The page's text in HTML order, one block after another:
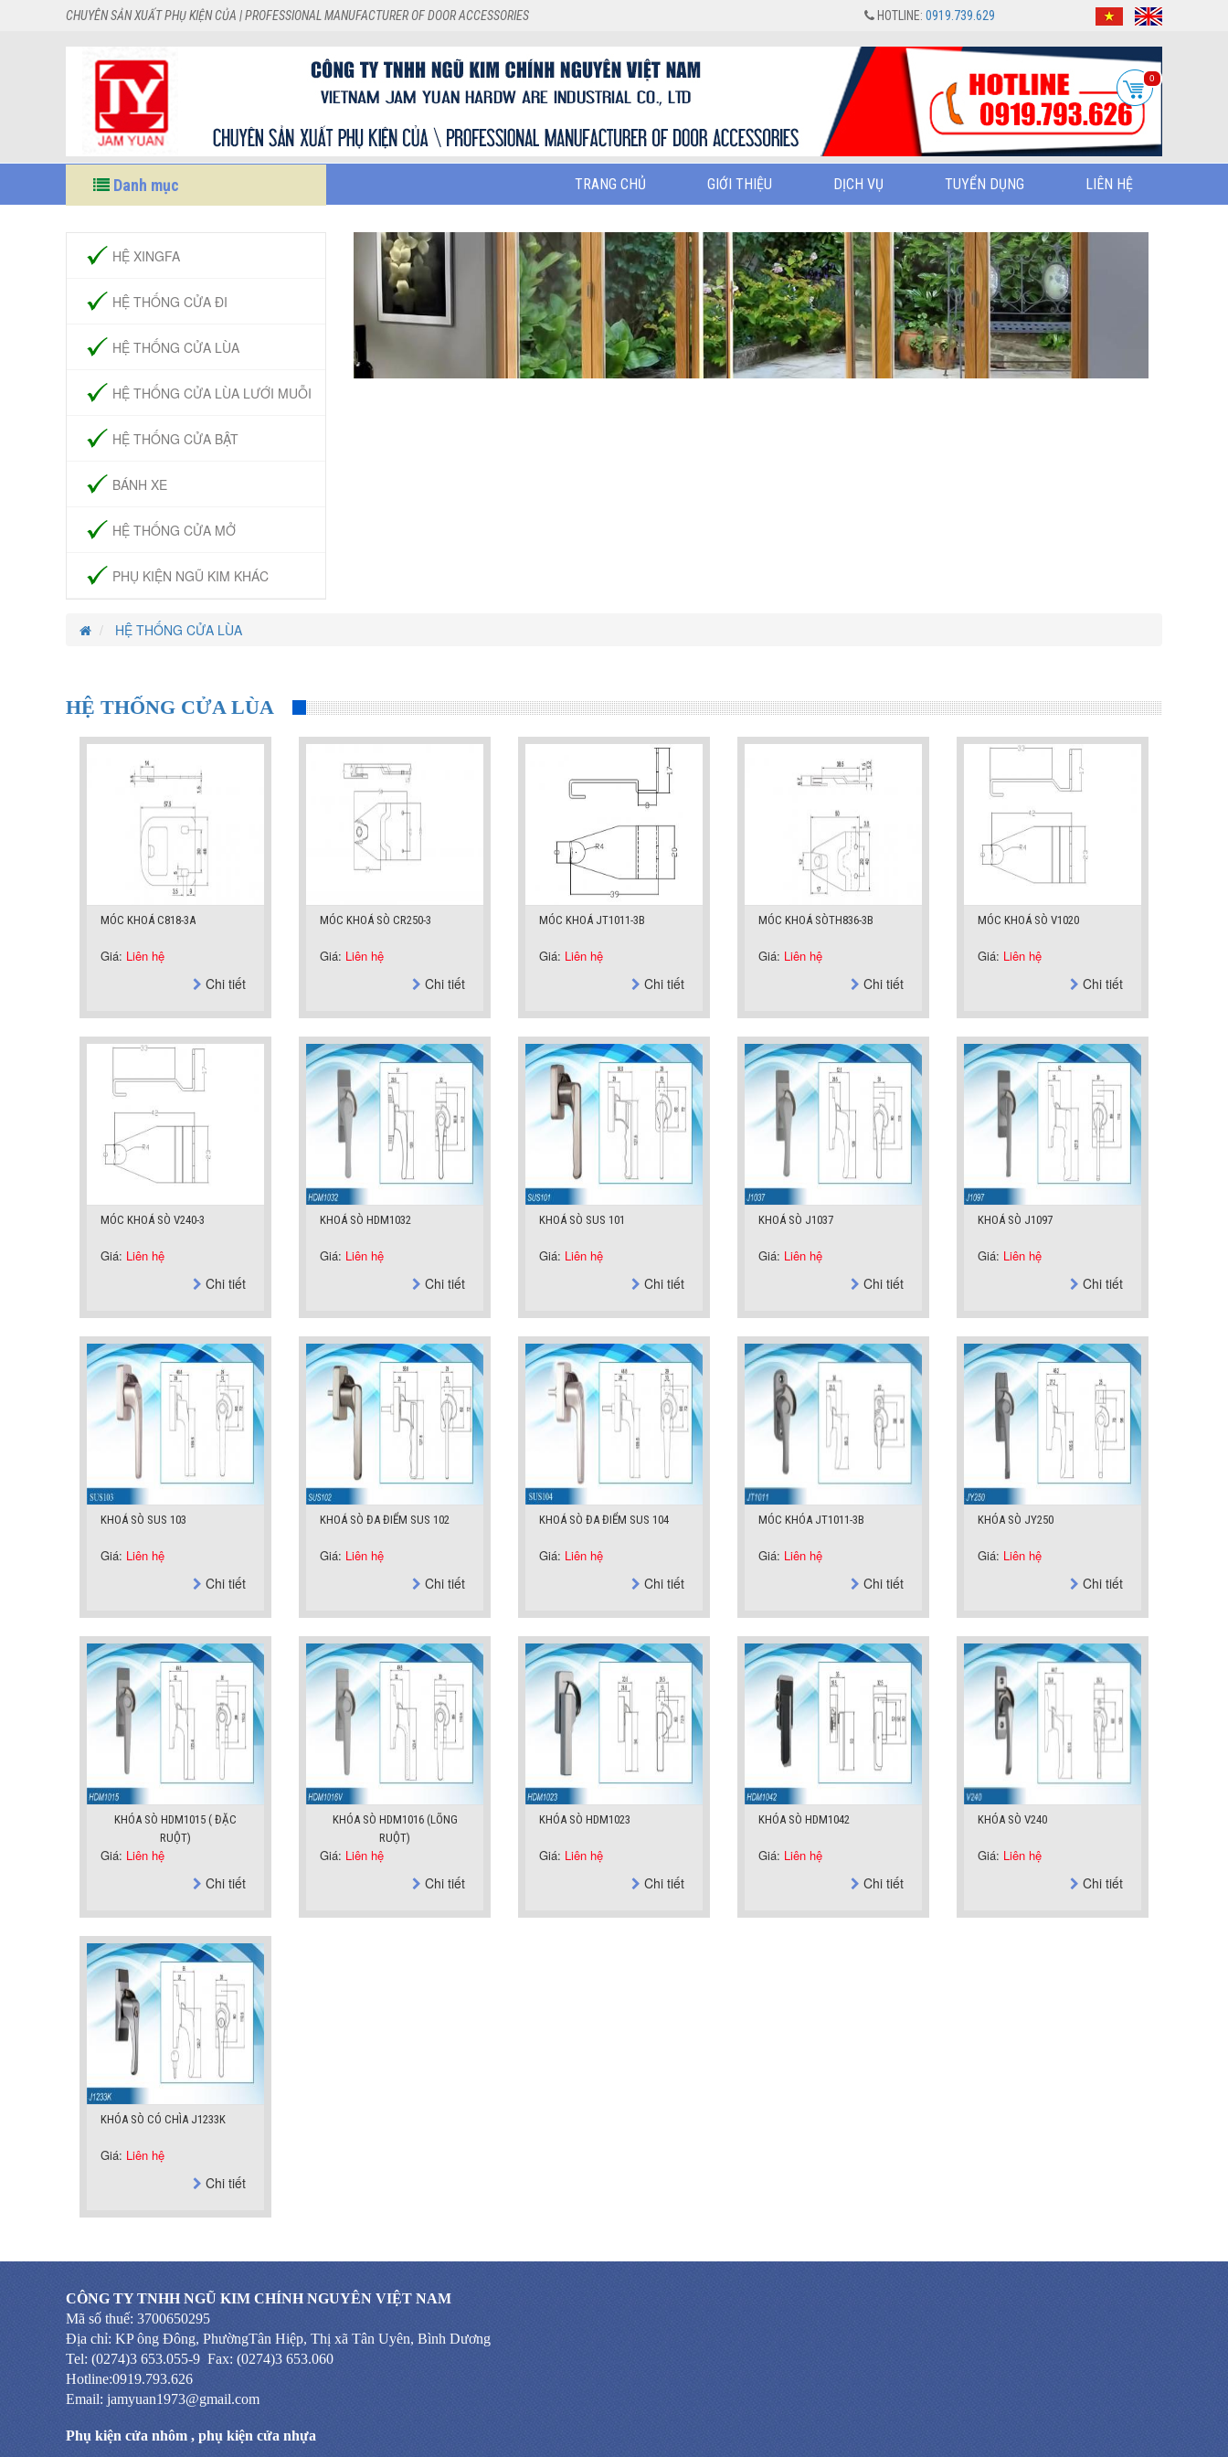
CHUYÊN SẢN XUẤT PHỤ KIỆN CỦA | PROFESSIONAL MANUFACTURER OF DOOR ACCESSORIES HOTLINE: 0919.739.629
0
Danh mục TRANG CHỦ GIỚI THIỆU DỊCH VỤ TUYỂN DỤNG LIÊN HỆ
HỆ XINGFA
HỆ THỐNG CỬA ĐI
HỆ THỐNG CỬA LÙA
HỆ THỐNG CỬA LÙA LƯỚI MUỖI
HỆ THỐNG CỬA BẬT
BÁNH XE
HỆ THỐNG CỬA MỞ
PHỤ KIỆN NGŨ KIM KHÁC
HỆ THỐNG CỬA LÙA
HỆ THỐNG CỬA LÙA
MÓC KHOÁ C818-3A
Giá: Liên hệ
Chi tiết
MÓC KHOÁ SÒ CR250-3
Giá: Liên hệ
Chi tiết
MÓC KHOÁ JT1011-3B
Giá: Liên hệ
Chi tiết
MÓC KHOÁ SÒTH836-3B
Giá: Liên hệ
Chi tiết
MÓC KHOÁ SÒ V1020
Giá: Liên hệ
Chi tiết
MÓC KHOÁ SÒ V240-3
Giá: Liên hệ
Chi tiết
KHOÁ SÒ HDM1032
Giá: Liên hệ
Chi tiết
KHOÁ SÒ SUS 101
Giá: Liên hệ
Chi tiết
KHOÁ SÒ J1037
Giá: Liên hệ
Chi tiết
KHOÁ SÒ J1097
Giá: Liên hệ
Chi tiết
KHOÁ SÒ SUS 103
Giá: Liên hệ
Chi tiết
KHOÁ SÒ ĐA ĐIỂM SUS 102
Giá: Liên hệ
Chi tiết
KHOÁ SÒ ĐA ĐIỂM SUS 104
Giá: Liên hệ
Chi tiết
MÓC KHÓA JT1011-3B
Giá: Liên hệ
Chi tiết
KHÓA SÒ JY250
Giá: Liên hệ
Chi tiết
KHÓA SÒ HDM1015 ( ĐẶC
RUỘT)
Giá: Liên hệ
Chi tiết
KHÓA SÒ HDM1016 (LÕNG
RUỘT)
Giá: Liên hệ
Chi tiết
KHÓA SÒ HDM1023
Giá: Liên hệ
Chi tiết
KHÓA SÒ HDM1042
Giá: Liên hệ
Chi tiết
KHÓA SÒ V240
Giá: Liên hệ
Chi tiết
KHÓA SÒ CÓ CHÌA J1233K
Giá: Liên hệ
Chi tiết
CÔNG TY TNHH NGŨ KIM CHÍNH NGUYÊN VIỆT NAM
Mã số thuế: 3700650295
Địa chỉ: KP ông Đông, PhườngTân Hiệp, Thị xã Tân Uyên, Bình Dương
Tel: (0274)3 653.055-9 Fax: (0274)3 653.060
Hotline:0919.793.626
Email: jamyuan1973@gmail.com
Phụ kiện cửa nhôm , phụ kiện cửa nhựa